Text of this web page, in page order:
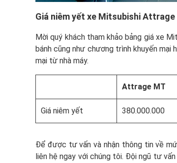
Giá niêm yết xe Mitsubishi Attrage
Mời quý khách tham khảo bảng giá xe
bánh cũng như chương trình khuyến
mại từ nhà máy.
Attrage MT
Giá niêm yết 380.000.000
Để được tư vấn và nhận thông tin về
liên hệ ngay với chúng tôi. Đội ngũ tư